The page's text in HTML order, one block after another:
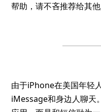
帮助，请不吝推荐给其他
由于iPhone在美国年轻
iMessage和身边人聊天